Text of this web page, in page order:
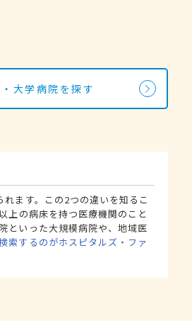
大学病院を探す
ます。この2つの違いを知るこ
上の病床を持つ医療機関のこと
といった大規模病院や、地域医
索するのがホスピタルズ・ファ